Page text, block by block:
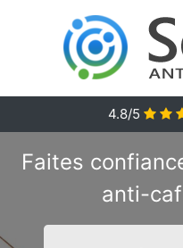
4.8/5
Faites
anti-